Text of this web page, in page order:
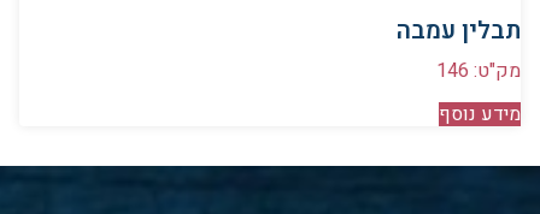
תבלין עמבה
מק"ט: 146
מידע נוסף